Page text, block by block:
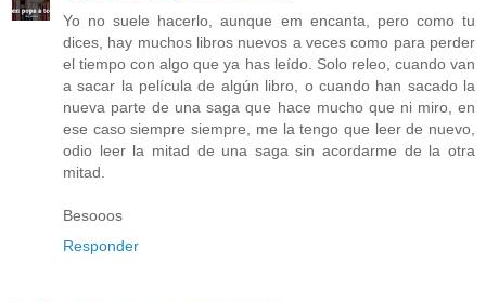
Yo no suele hacerlo, aunque em encanta, pero como tu
dices, hay muchos libros nuevos a veces como para perder
el tiempo con algo que ya has leído. Solo releo, cuando van
a sacar la película de algún libro, o cuando han sacado la
nueva parte de una saga que hace mucho que ni miro, en
ese caso siempre siempre, me la tengo que leer de nuevo,
odio leer la mitad de una saga sin acordarme de la otra
mitad.
Besooos
Responder